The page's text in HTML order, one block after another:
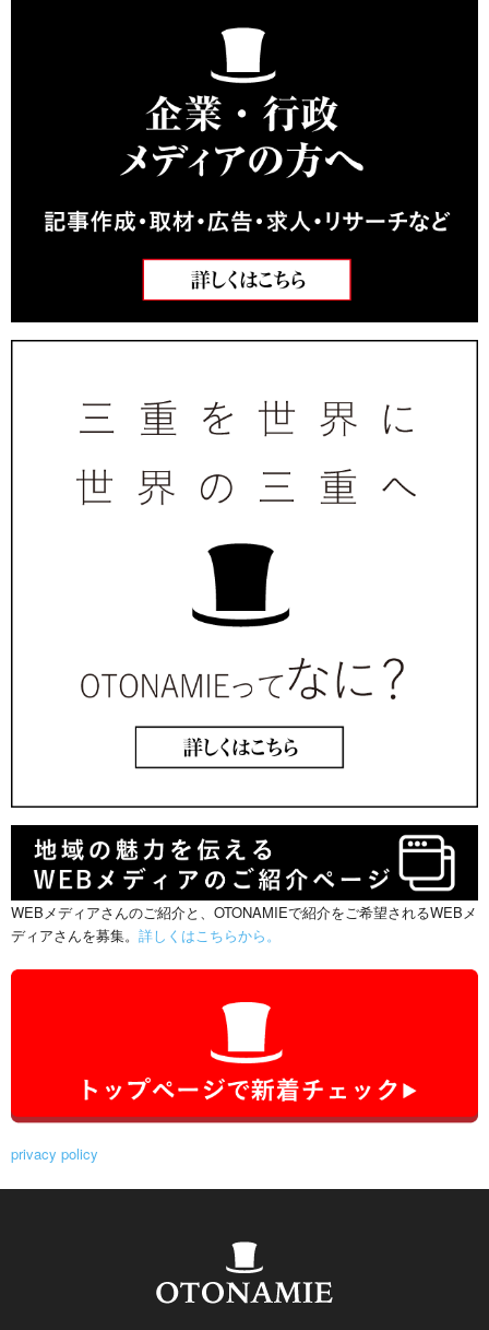
WEBメディアさんのご紹介と、OTONAMIEで紹介をご希望されるWEBメ
ディアさんを募集。 詳しくはこちらから。
privacy policy